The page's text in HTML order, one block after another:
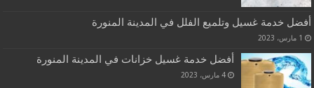
أفضل خدمة غسيل وتلميع الفلل في المدينة المنورة
1 مارس، 2023
أفضل خدمة غسيل خزانات في المدينة المنورة
4 مارس، 2023